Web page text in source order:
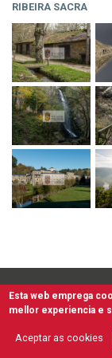
RIBEIRA SACRA
Second
Accesibilidade
Gal Esp
Esta web emprega
mellor experiencia e
Aceptar as cookies